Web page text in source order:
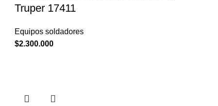
Truper 17411
Equipos soldadores
$2.300.000